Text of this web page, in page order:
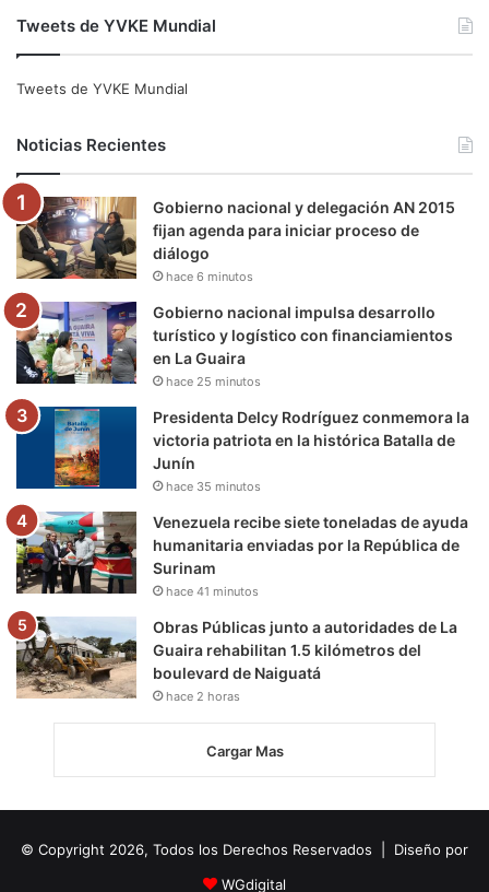
e
o
o
k
t
e
r
b
e
g
r
m
r
a
k
Tweets de YVKE Mundial
Tweets de YVKE Mundial
Noticias Recientes
Gobierno nacional y delegación AN 2015
fijan agenda para iniciar proceso de
diálogo
hace 6 minutos
Gobierno nacional impulsa desarrollo
turístico y logístico con financiamientos
en La Guaira
hace 25 minutos
Presidenta Delcy Rodríguez conmemora la
victoria patriota en la histórica Batalla de
Junín
hace 35 minutos
Venezuela recibe siete toneladas de ayuda
humanitaria enviadas por la República de
Surinam
hace 41 minutos
Obras Públicas junto a autoridades de La
Guaira rehabilitan 1.5 kilómetros del
boulevard de Naiguatá
hace 2 horas
Cargar Mas
© Copyright 2026, Todos los Derechos Reservados | Diseño por
WGdigital